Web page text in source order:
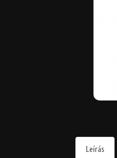
Leírás